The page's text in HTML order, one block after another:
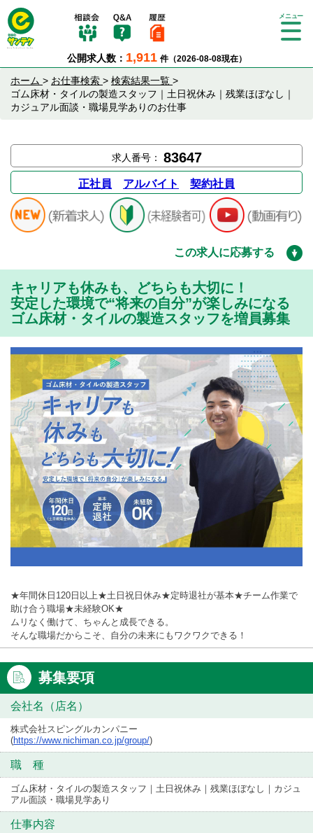
公開求人数： 1,911 件（2026-08-08現在）
Tog
ion
ホーム > お仕事検索 > 検索結果一覧 >
ゴム床材・タイルの製造スタッフ｜土日祝休み｜残業ほぼなし｜
カジュアル面談・職場見学ありのお仕事
求人番号： 83647
正社員 アルバイト 契約社員
この求人に応募する
キャリアも休みも、どちらも大切に！
安定した環境で“将来の自分”が楽しみになる
ゴム床材・タイルの製造スタッフを増員募集
★年間休日120日以上★土日祝日休み★定時退社が基本★チーム作業で
助け合う職場★未経験OK★
ムリなく働けて、ちゃんと成長できる。
そんな職場だからこそ、自分の未来にもワクワクできる！
募集要項
会社名（店名）
株式会社スピングルカンパニー
(https://www.nichiman.co.jp/group/)
職 種
ゴム床材・タイルの製造スタッフ｜土日祝休み｜残業ほぼなし｜カジュ
アル面談・職場見学あり
仕事内容